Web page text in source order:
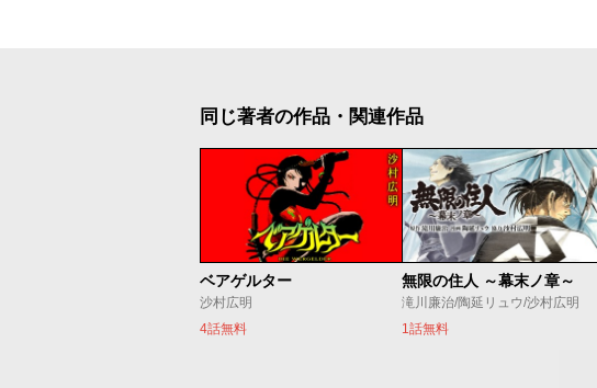
同じ著者の作品・関連作品
ベアゲルター
沙村広明
4話無料
無限の住人 ～幕末ノ章～
滝川廉治/陶延リュウ/沙村広明
1話無料